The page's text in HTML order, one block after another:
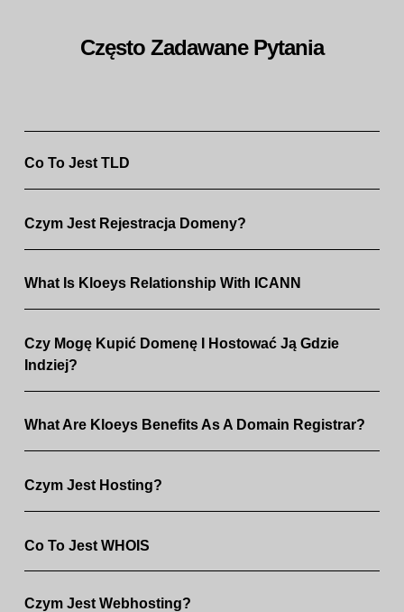
Często Zadawane Pytania
Co To Jest TLD
Czym Jest Rejestracja Domeny?
What Is Kloeys Relationship With ICANN
Czy Mogę Kupić Domenę I Hostować Ją Gdzie
Indziej?
What Are Kloeys Benefits As A Domain Registrar?
Czym Jest Hosting?
Co To Jest WHOIS
Czym Jest Webhosting?